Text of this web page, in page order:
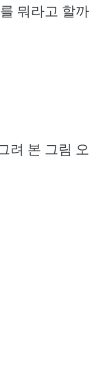
뭐라고 할까
려 본 그림 오